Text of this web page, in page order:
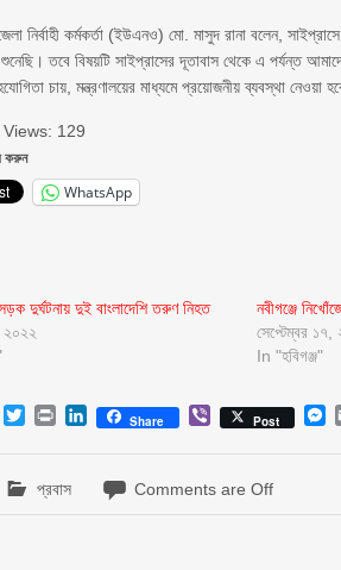
নির্বাহী কর্মকর্তা (ইউএনও) মো. মাসুদ রানা বলেন,
তবে বিষয়টি সাইপ্রাসের দূতাবাস থেকে এ পর্যন্ত
চায়, মন্ত্রণালয়ের মাধ্যমে প্রয়োজনীয় ব্যবস্থা নেওয়া
129
করুন
WhatsApp
দুর্ঘটনায় দুই বাংলাদেশি তরুণ নিহত
নবীগঞ্জে
সেপ্টেম্বর ১৭,
In "হবিগঞ্জ"
Facebook
Twitter
Print LinkedIn
Share ViberPost
প্রবাস Comments are Off